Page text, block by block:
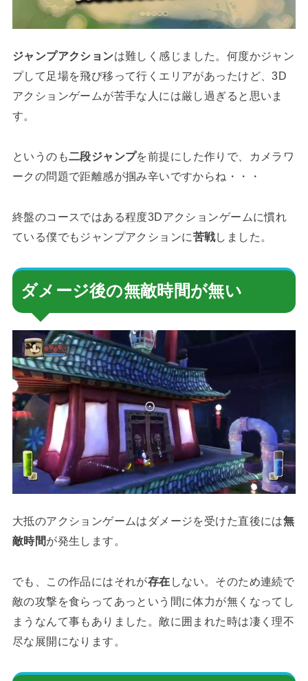
ジャンプアクションは難しく感じました。何度かジャン
プして足場を飛び移って行くエリアがあったけど、3D
アクションゲームが苦手な人には厳し過ぎると思いま
す。
というのも二段ジャンプを前提にした作りで、カメラワ
ークの問題で距離感が掴み辛いですからね・・・
終盤のコースではある程度3Dアクションゲームに慣れ
ている僕でもジャンプアクションに苦戦しました。
ダメージ後の無敵時間が無い
大抵のアクションゲームはダメージを受けた直後には無
敵時間が発生します。
でも、この作品にはそれが存在 しない。そのため連続で
敵の攻撃を食らってあっという間に体力が無くなってし
まうなんて事もありました。敵に囲まれた時は凄く理不
尽な展開になります。